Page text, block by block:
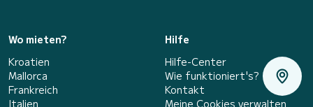
Wo mieten?
Kroatien
Mallorca
Frankreich
Italien
Hilfe
Hilfe-Center
Wie funktioniert's?
Kontakt
Meine Cookies verwalten